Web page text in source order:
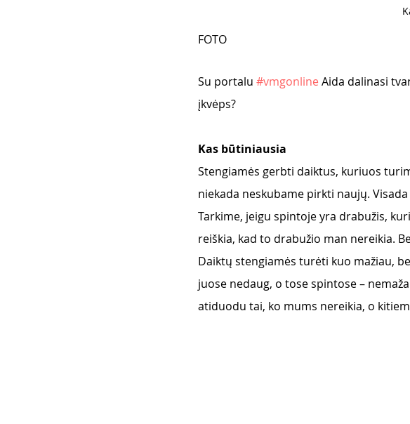
FOTO
Su portalu #vmgonline Aida dalinasi
įkvėps?
Kas būtiniausia
Stengiamės gerbti daiktus, kuriuos
niekada neskubame pirkti naujų.
Tarkime, jeigu spintoje yra drabužis,
reiškia, kad to drabužio man nereikia.
Daiktų stengiamės turėti kuo mažiau,
juose nedaug, o tose spintose –
atiduodu tai, ko mums nereikia, o